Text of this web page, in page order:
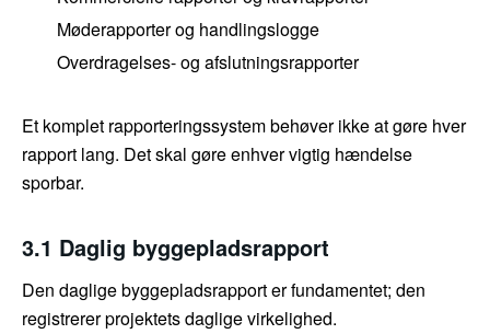
Møderapporter og handlingslogge
Overdragelses- og afslutningsrapporter
Et komplet rapporteringssystem behøver ikke at gøre hver
rapport lang. Det skal gøre enhver vigtig hændelse
sporbar.
3.1 Daglig byggepladsrapport
Den daglige byggepladsrapport er fundamentet; den
registrerer projektets daglige virkelighed.